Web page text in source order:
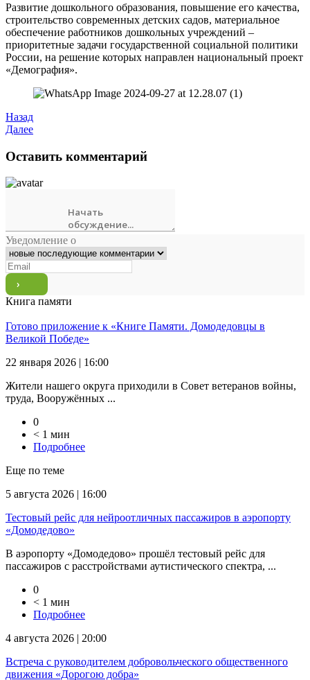
Развитие дошкольного образования, повышение его качества,
строительство современных детских садов, материальное
обеспечение работников дошкольных учреждений –
приоритетные задачи государственной социальной политики
России, на решение которых направлен национальный проект
«Демография».
Назад
Далее
Оставить комментарий
Уведомление о
Книга памяти
Готово приложение к «Книге Памяти. Домодедовцы в
Великой Победе»
22 января 2026 | 16:00
Жители нашего округа приходили в Совет ветеранов войны,
труда, Вооружённых ...
0
< 1 мин
Подробнее
Еще по теме
5 августа 2026 | 16:00
Тестовый рейс для нейроотличных пассажиров в аэропорту
«Домодедово»
В аэропорту «Домодедово» прошёл тестовый рейс для
пассажиров с расстройствами аутистического спектра, ...
0
< 1 мин
Подробнее
4 августа 2026 | 20:00
Встреча с руководителем добровольческого общественного
движения «Дорогою добра»